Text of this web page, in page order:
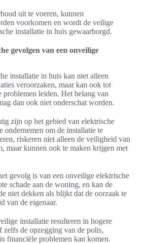
uit te voeren, kunnen
voorkomen en wordt de veilige
installatie in huis gewaarborgd.
gevolgen van een onveilige
installatie in huis kan niet alleen
veroorzaken, maar kan ook tot
leiden. Het belang van
dan ook niet onderschat worden.
zijn op het gebied van elektrische
ondernemen om de installatie te
riskeren niet alleen de veiligheid van
maar kunnen ook te maken krijgen met
gevolg is van een onveilige elektrische
schade aan de woning, en kan de
niet dekken als blijkt dat de oorzaak te
van de eigenaar.
installatie resulteren in hogere
zelfs de opzegging van de polis,
financiële problemen kan komen.